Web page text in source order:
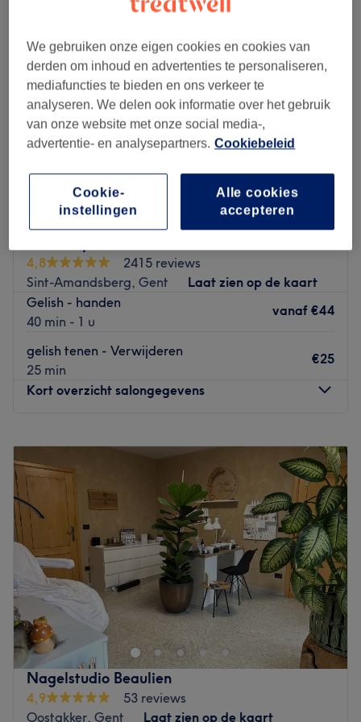
4,8
2415 reviews
Sint-Amandsberg, Gent
Laat zien op de kaart
Gelish - handen
40 min - 1 u
vanaf €44
gelish tenen - Verwijderen
25 min
€25
Kort overzicht salongegevens
17:00
Woensdag
17:00
Donderdag
09:00–20:00
Vrijdag
09:00–16:00
Zaterdag
09:00–15:00
Zondag
Gesloten
LAGO Spa is een sfeervol schoonheidssalon, gevestigd in
het subtropisch zwemparadijs LAGO Gent Rozebroeken
in Sint-Amandsberg. Je kunt hier terecht voor veel
verschillende gelaatsbehandelingen, ontharen van je
ongewenste haartjes, gelnagels, lashlift en zo veel meer.
Go to venue
Nagelstudio Beaulien
4,9
53 reviews
Oostakker, Gent
Laat zien op de kaart
We gebruiken onze eigen cookies en cookies van
derden om inhoud en advertenties te personaliseren,
mediafuncties te bieden en ons verkeer te
analyseren. We delen ook informatie over het gebruik
van onze website met onze social media-,
advertentie- en analysepartners. Cookiebeleid
Alle cookies
accepteren
Cookie-
instellingen